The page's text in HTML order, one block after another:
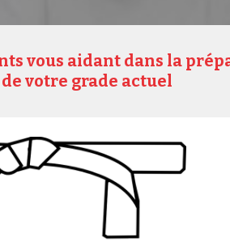
vous aidant dans la
votre grade actuel